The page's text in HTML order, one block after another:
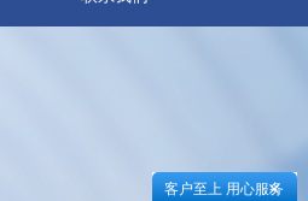
客户至上 用心服务